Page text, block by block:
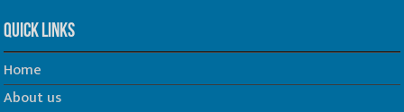
Quick Links
Home
About us